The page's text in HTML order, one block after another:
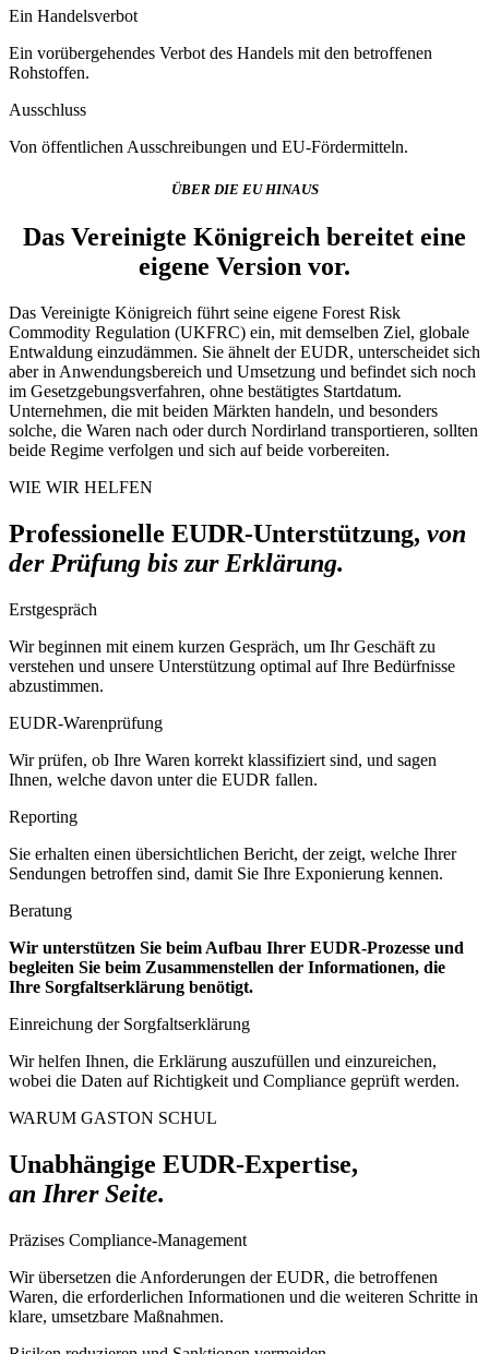
Ein Handelsverbot
Ein vorübergehendes Verbot des Handels mit den betroffenen
Rohstoffen.
Ausschluss
Von öffentlichen Ausschreibungen und EU-Fördermitteln.
ÜBER DIE EU HINAUS
Das Vereinigte Königreich bereitet eine
eigene Version vor.
Das Vereinigte Königreich führt seine eigene Forest Risk
Commodity Regulation (UKFRC) ein, mit demselben Ziel, globale
Entwaldung einzudämmen. Sie ähnelt der EUDR, unterscheidet sich
aber in Anwendungsbereich und Umsetzung und befindet sich noch
im Gesetzgebungsverfahren, ohne bestätigtes Startdatum.
Unternehmen, die mit beiden Märkten handeln, und besonders
solche, die Waren nach oder durch Nordirland transportieren, sollten
beide Regime verfolgen und sich auf beide vorbereiten.
WIE WIR HELFEN
Professionelle EUDR-Unterstützung, von
der Prüfung bis zur Erklärung.
Erstgespräch
Wir beginnen mit einem kurzen Gespräch, um Ihr Geschäft zu
verstehen und unsere Unterstützung optimal auf Ihre Bedürfnisse
abzustimmen.
EUDR-Warenprüfung
Wir prüfen, ob Ihre Waren korrekt klassifiziert sind, und sagen
Ihnen, welche davon unter die EUDR fallen.
Reporting
Sie erhalten einen übersichtlichen Bericht, der zeigt, welche Ihrer
Sendungen betroffen sind, damit Sie Ihre Exponierung kennen.
Beratung
Wir unterstützen Sie beim Aufbau Ihrer EUDR-Prozesse und
begleiten Sie beim Zusammenstellen der Informationen, die
Ihre Sorgfaltserklärung benötigt.
Einreichung der Sorgfaltserklärung
Wir helfen Ihnen, die Erklärung auszufüllen und einzureichen,
wobei die Daten auf Richtigkeit und Compliance geprüft werden.
WARUM GASTON SCHUL
Unabhängige EUDR-Expertise,
an Ihrer Seite.
Präzises Compliance-Management
Wir übersetzen die Anforderungen der EUDR, die betroffenen
Waren, die erforderlichen Informationen und die weiteren Schritte in
klare, umsetzbare Maßnahmen.